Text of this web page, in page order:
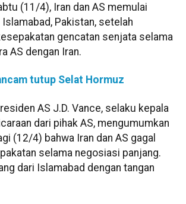
(11/4), Iran dan AS memulai
Pakistan, setelah
gencatan senjata selama
AS dengan Iran.
tutup Selat Hormuz
AS J.D. Vance, selaku kepala
dari pihak AS, mengumumkan
(12/4) bahwa Iran dan AS gagal
selama negosiasi panjang.
dari Islamabad dengan tangan